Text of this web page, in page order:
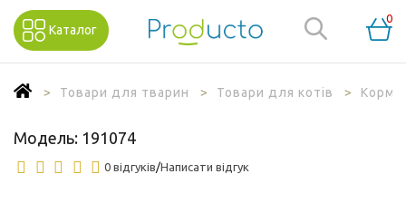
Каталог
0
Товари для тварин Товари для котів Корм
Модель: 191074
0 відгуків/Написати відгук